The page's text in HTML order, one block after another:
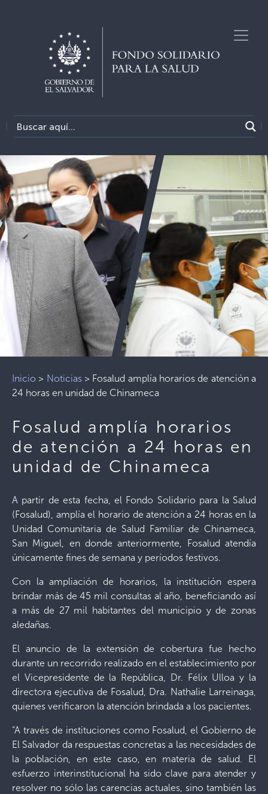
Inicio > Noticias> Fosalud amplía horarios de atención a
24 horas en unidad de Chinameca
Fosalud amplía horarios
de atención a 24 horas en
unidad de Chinameca
A partir de esta fecha, el Fondo Solidario para la Salud
(Fosalud), amplía el horario de atención a 24 horas en la
Unidad Comunitaria de Salud Familiar de Chinameca,
San Miguel, en donde anteriormente, Fosalud atendía
únicamente fines de semana y períodos festivos.
Con la ampliación de horarios, la institución espera
brindar más de 45 mil consultas al año, beneficiando así
a más de 27 mil habitantes del municipio y de zonas
aledañas.
El anuncio de la extensión de cobertura fue hecho
durante un recorrido realizado en el establecimiento por
el Vicepresidente de la República, Dr. Félix Ulloa y la
directora ejecutiva de Fosalud, Dra. Nathalie Larreinaga,
quienes verificaron la atención brindada a los pacientes.
“A través de instituciones como Fosalud, el Gobierno de
El Salvador da respuestas concretas a las necesidades de
la población, en este caso, en materia de salud. El
esfuerzo interinstitucional ha sido clave para atender y
resolver no sólo las carencias actuales, sino también las